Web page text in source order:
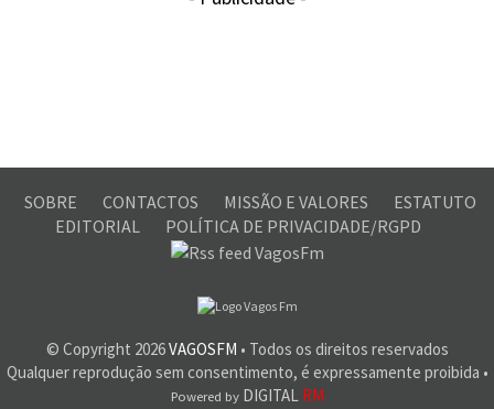
SOBRE CONTACTOS MISSÃO E VALORES
ESTATUTO
EDITORIAL
POLÍTICA DE PRIVACIDADE/RGPD
© Copyright 2026VAGOSFM • Todos os direitos reservados
Qualquer reprodução sem consentimento, é expressamente proibida •
Powered byDIGITAL RM